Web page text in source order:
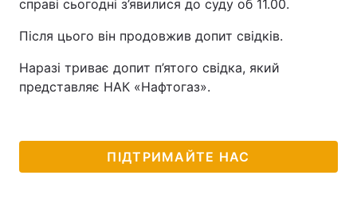
справі сьогодні з’явилися до суду об 11.00.
Після цього він продовжив допит свідків.
Наразі триває допит п’ятого свідка, який
представляє НАК «Нафтогаз».
ПІДТРИМАЙТЕ НАС